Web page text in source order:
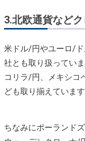
3.北欧通貨など
米ドル/円やユーロ/
社とも取り扱ってい
コリラ/円、メキシコ
ども取り揃えています
ちなみにポーランド